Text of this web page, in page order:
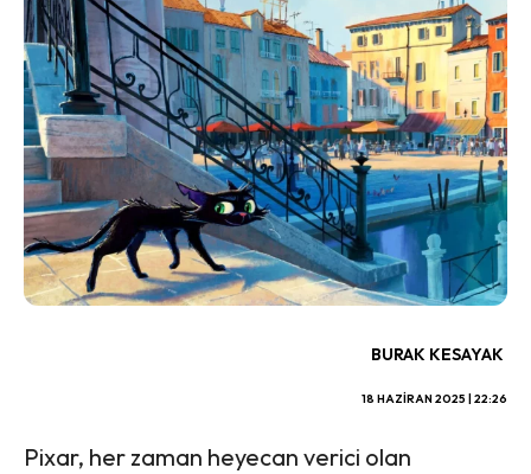
BURAK KESAYAK
18 HAZIRAN 2025 | 22:26
Pixar, her zaman heyecan verici olan